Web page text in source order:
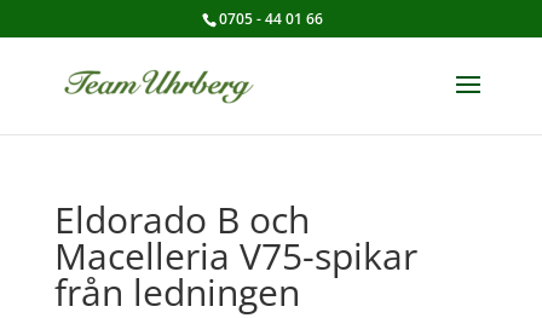
0705 - 44 01 66
Eldorado B och
Macelleria V75-spikar
från ledningen